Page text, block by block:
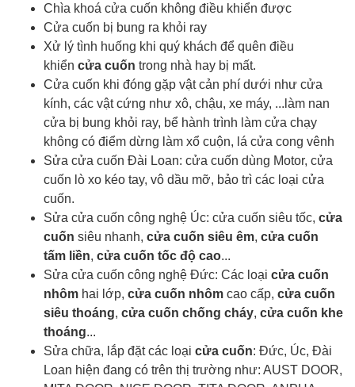
Chìa khoá cửa cuốn không điều khiển được
Cửa cuốn bị bung ra khỏi ray
Xử lý tình huống khi quý khách để quên điều
khiển cửa cuốn trong nhà hay bị mất.
Cửa cuốn khi đóng gặp vật cản phí dưới như cửa
kính, các vật cứng như xô, chậu, xe máy, ...làm nan
cửa bị bung khỏi ray, bể hành trình làm cửa chạy
không có điểm dừng làm xổ cuộn, lá cửa cong vênh
Sửa cửa cuốn Đài Loan: cửa cuốn dùng Motor, cửa
cuốn lò xo kéo tay, vô dầu mỡ, bảo trì các loại cửa
cuốn.
Sửa cửa cuốn công nghệ Úc: cửa cuốn siêu tốc, cửa
cuốn siêu nhanh, cửa cuốn siêu êm, cửa cuốn
tấm liền, cửa cuốn tốc độ cao...
Sửa cửa cuốn công nghệ Đức: Các loại cửa cuốn
nhôm hai lớp, cửa cuốn nhôm cao cấp, cửa cuốn
siêu thoáng, cửa cuốn chống cháy, cửa cuốn khe
thoáng...
Sửa chữa, lắp đặt các loại cửa cuốn: Đức, Úc, Đài
Loan hiện đang có trên thị trường như: AUST DOOR,